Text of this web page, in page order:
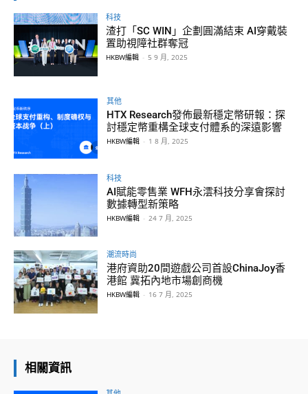
科技
渣打「SC WIN」企劃圓滿結束 AI穿戴裝
置助視障社群奪冠
HKBW編輯 - 5 9 月, 2025
其他
HTX Research發佈最新穩定幣研報：探
討穩定幣重構全球支付體系的深遠影響
HKBW編輯 - 1 8 月, 2025
科技
AI賦能零售業 WFH永澐科技分享會探討
數據轉型新策略
HKBW編輯 - 24 7 月, 2025
潮流時尚
港府資助20間遊戲公司首設ChinaJoy香
港館 冀拓內地市場創商機
HKBW編輯 - 16 7 月, 2025
相關資訊